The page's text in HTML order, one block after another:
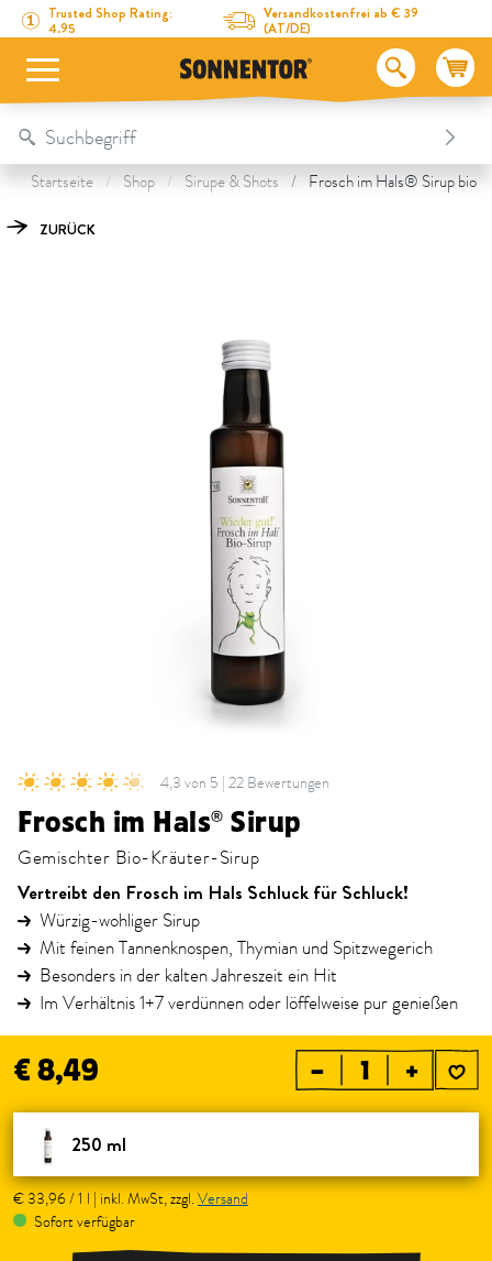
Direkt zum Inhalt
Zum Inhaltsverzeichnis
Direkt zum Menü
Trusted Shop Rating:
4.95
Versandkostenfrei ab € 39
(AT/DE)
Table Of Content
Frosch im Hals® Sirup
Das könnte Dich auch interessieren
Startseite Shop Sirupe & Shots Frosch im Hals® Sirup bio
ZURÜCK
4,3 von 5 | 22 Bewertungen
Frosch im Hals® Sirup
Gemischter Bio-Kräuter-Sirup
Vertreibt den Frosch im Hals Schluck für Schluck!
Würzig-wohliger Sirup
Mit feinen Tannenknospen, Thymian und Spitzwegerich
Besonders in der kalten Jahreszeit ein Hit
Im Verhältnis 1+7 verdünnen oder löffelweise pur genießen
€ 8,49 – +
250 ml
€ 33,96 / 1 l | inkl. MwSt, zzgl. Versand
Sofort verfügbar